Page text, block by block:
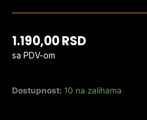
1.190,00RSD
sa PDV-om
Dostupnost: 10 na zalihama